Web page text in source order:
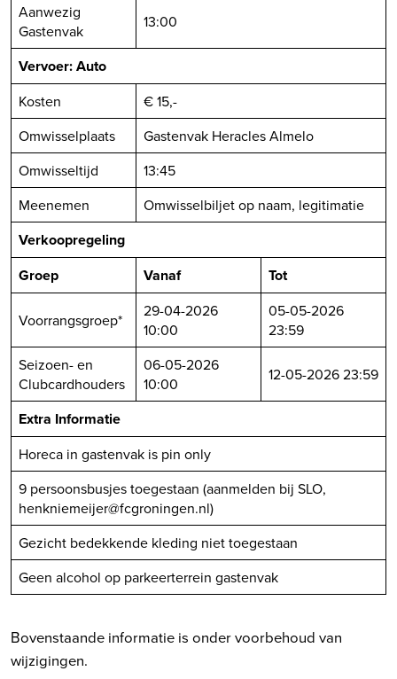
Aanwezig
Gastenvak
13:00
Vervoer: Auto
Kosten
€ 15,-
Omwisselplaats
Gastenvak Heracles Almelo
Omwisseltijd
13:45
Meenemen
Omwisselbiljet op naam, legitimatie
Verkoopregeling
Groep
Vanaf Tot
Voorrangsgroep*
29-04-2026
10:00
05-05-2026
23:59
Seizoen- en
Clubcardhouders
06-05-2026
10:00
12-05-2026 23:59
Extra Informatie
Horeca in gastenvak is pin only
9 persoonsbusjes toegestaan (aanmelden bij SLO,
henkniemeijer@fcgroningen.nl)
Gezicht bedekkende kleding niet toegestaan
Geen alcohol op parkeerterrein gastenvak
Bovenstaande informatie is onder voorbehoud van
wijzigingen.